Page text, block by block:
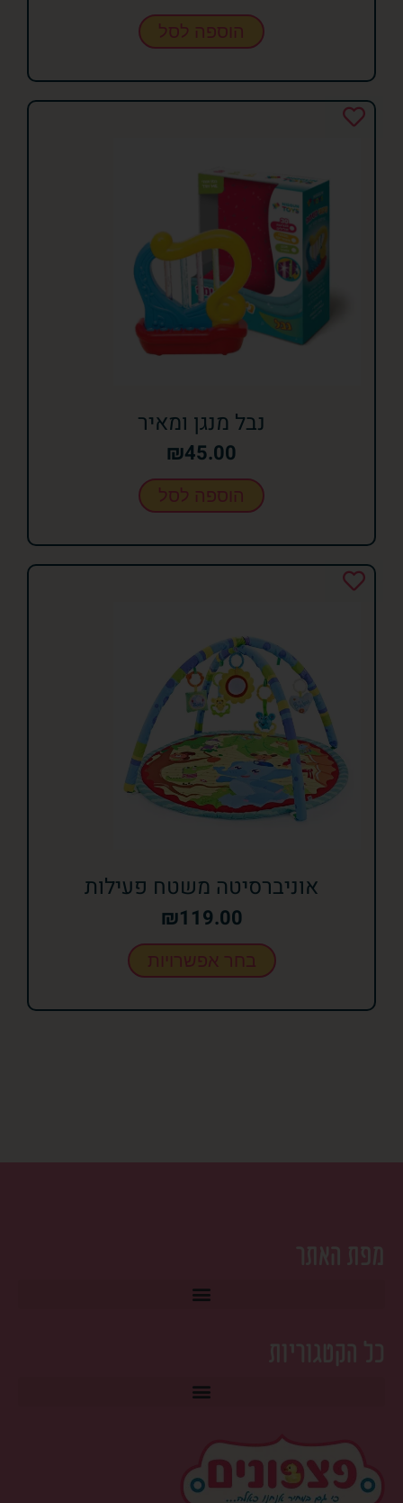
הוספה לסל
נבל מנגן ומאיר
₪45.00
הוספה לסל
אוניברסיטה משטח פעילות
₪119.00
בחר אפשרויות
מפת האתר
כל הקטגוריות